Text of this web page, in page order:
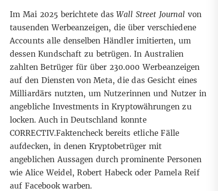
Im Mai 2025 berichtete dasWall Street Journal von
tausenden Werbeanzeigen, die über verschiedene
Accounts alle denselben Händler imitierten, um
dessen Kundschaft zu betrügen. In Australien
zahlten Betrüger für über 230.000 Werbeanzeigen
auf den Diensten von Meta, die das Gesicht eines
Milliardärs nutzten, um Nutzerinnen und Nutzer in
angebliche Investments in Kryptowährungen zu
locken. Auch in Deutschland konnte
CORRECTIV.Faktencheck bereits etliche Fälle
aufdecken, in denen Kryptobetrüger mit
angeblichen Aussagen durch prominente Personen
wieAlice Weidel,Robert HabeckoderPamela Reif
auf Facebook warben.